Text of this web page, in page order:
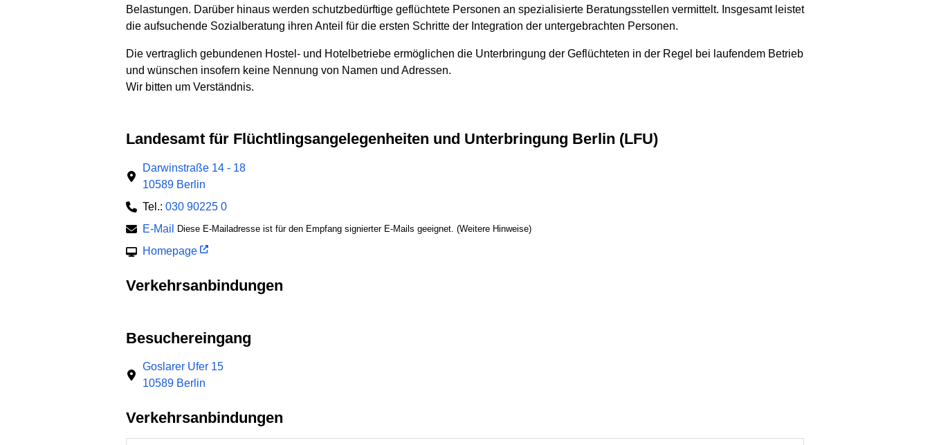
Belastungen. Darüber hinaus werden schutzbedürftige geflüchtete Personen an spezialisierte Beratungsstellen vermittelt. Insgesamt leistet
die aufsuchende Sozialberatung ihren Anteil für die ersten Schritte der Integration der untergebrachten Personen.
Die vertraglich gebundenen Hostel- und Hotelbetriebe ermöglichen die Unterbringung der Geflüchteten in der Regel bei laufendem Betrieb
und wünschen insofern keine Nennung von Namen und Adressen.
Wir bitten um Verständnis.
Landesamt für Flüchtlingsangelegenheiten und Unterbringung Berlin (LFU)
Darwinstraße 14 - 18
10589 Berlin
Tel.: 030 90225 0
E-Mail
Diese E-Mailadresse ist für den Empfang signierter E-Mails geeignet. (Weitere Hinweise)
Homepage
Verkehrsanbindungen
Besuchereingang
Goslarer Ufer 15
10589 Berlin
Verkehrsanbindungen